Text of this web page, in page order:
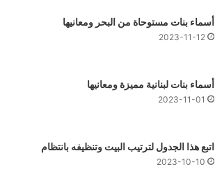
أسماء بنات مستوحاة من البحر ومعانيها
2023-11-12
أسماء بنات لبنانية مميزة ومعانيها
2023-11-01
اتبع هذا الجدول لترتيب البيت وتنظيفه بانتظام
2023-10-10